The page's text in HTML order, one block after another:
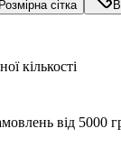
Розмірна сітка
кількості
від 5000